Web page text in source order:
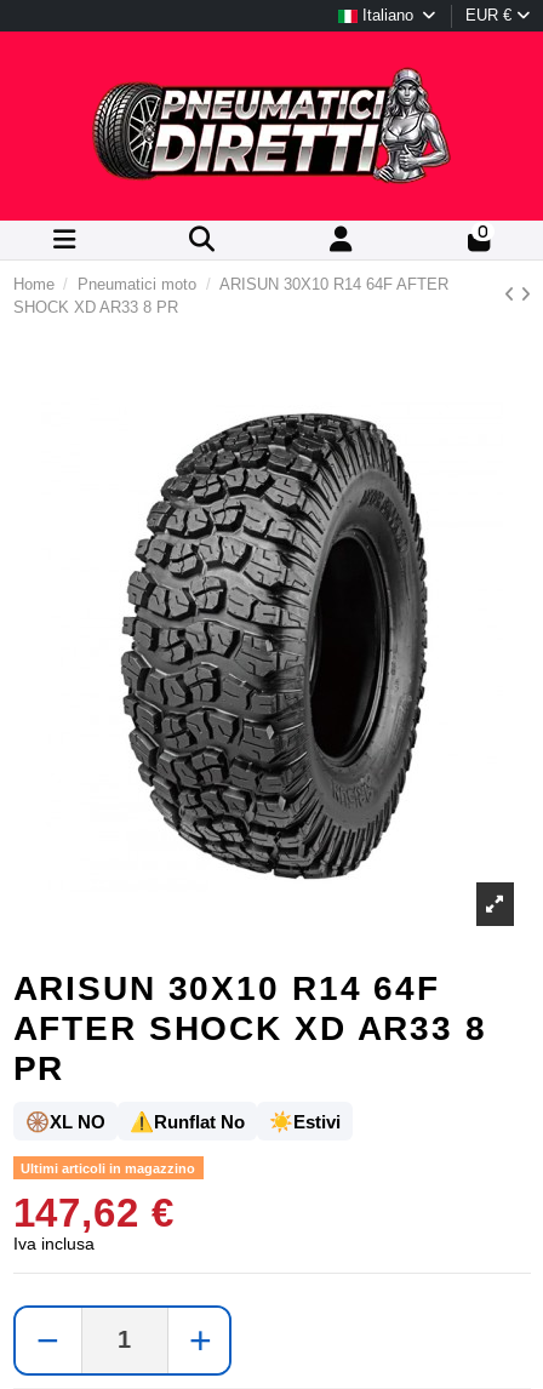
Italiano EUR €
0
Home Pneumatici moto
ARISUN 30X10 R14 64F AFTER
SHOCK XD AR33 8 PR
ARISUN 30X10 R14 64F
AFTER SHOCK XD AR33 8
PR
🛞XL NO ⚠️Runflat No ☀️Estivi
Ultimi articoli in magazzino
147,62 €
Iva inclusa
− +